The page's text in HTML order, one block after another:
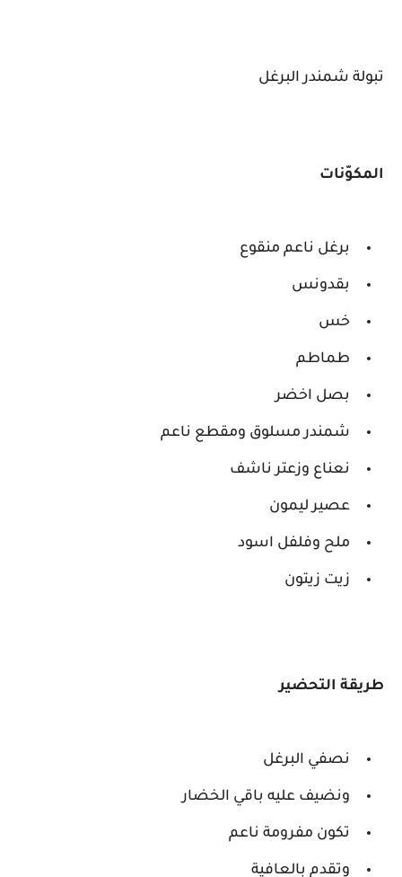
تبولة شمندر البرغل
المكوّنات
برغل ناعم منقوع
بقدونس
خس
طماطم
بصل اخضر
شمندر مسلوق ومقطع ناعم
نعناع وزعتر ناشف
عصير ليمون
ملح وفلفل اسود
زيت زيتون
طريقة التحضير
نصفي البرغل
ونضيف عليه باقي الخضار
تكون مفرومة ناعم
وتقدم بالعافية